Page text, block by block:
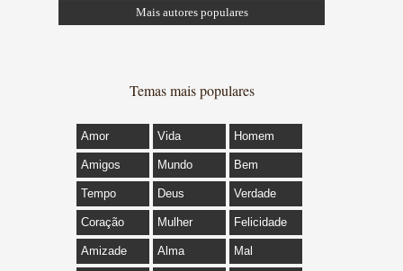
Mais autores populares
Temas mais populares
Amor Vida Homem
Amigos Mundo Bem
Tempo Deus Verdade
Coração Mulher Felicidade
Amizade Alma Mal